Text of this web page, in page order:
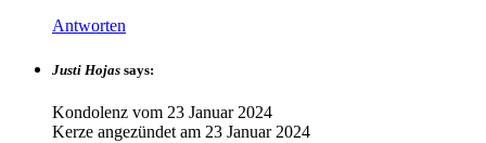
Antworten
Justi Hojas says:
Kondolenz vom 23 Januar 2024
Kerze angezündet am 23 Januar 2024